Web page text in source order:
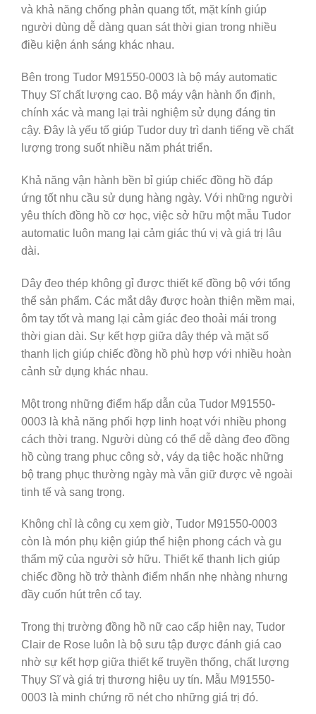
và khả năng chống phản quang tốt, mặt kính giúp
người dùng dễ dàng quan sát thời gian trong nhiều
điều kiện ánh sáng khác nhau.
Bên trong Tudor M91550-0003 là bộ máy automatic
Thụy Sĩ chất lượng cao. Bộ máy vận hành ổn định,
chính xác và mang lại trải nghiệm sử dụng đáng tin
cậy. Đây là yếu tố giúp Tudor duy trì danh tiếng về chất
lượng trong suốt nhiều năm phát triển.
Khả năng vận hành bền bỉ giúp chiếc đồng hồ đáp
ứng tốt nhu cầu sử dụng hàng ngày. Với những người
yêu thích đồng hồ cơ học, việc sở hữu một mẫu Tudor
automatic luôn mang lại cảm giác thú vị và giá trị lâu
dài.
Dây đeo thép không gỉ được thiết kế đồng bộ với tổng
thể sản phẩm. Các mắt dây được hoàn thiện mềm mại,
ôm tay tốt và mang lại cảm giác đeo thoải mái trong
thời gian dài. Sự kết hợp giữa dây thép và mặt số
thanh lịch giúp chiếc đồng hồ phù hợp với nhiều hoàn
cảnh sử dụng khác nhau.
Một trong những điểm hấp dẫn của Tudor M91550-
0003 là khả năng phối hợp linh hoạt với nhiều phong
cách thời trang. Người dùng có thể dễ dàng đeo đồng
hồ cùng trang phục công sở, váy dạ tiệc hoặc những
bộ trang phục thường ngày mà vẫn giữ được vẻ ngoài
tinh tế và sang trọng.
Không chỉ là công cụ xem giờ, Tudor M91550-0003
còn là món phụ kiện giúp thể hiện phong cách và gu
thẩm mỹ của người sở hữu. Thiết kế thanh lịch giúp
chiếc đồng hồ trở thành điểm nhấn nhẹ nhàng nhưng
đầy cuốn hút trên cổ tay.
Trong thị trường đồng hồ nữ cao cấp hiện nay, Tudor
Clair de Rose luôn là bộ sưu tập được đánh giá cao
nhờ sự kết hợp giữa thiết kế truyền thống, chất lượng
Thụy Sĩ và giá trị thương hiệu uy tín. Mẫu M91550-
0003 là minh chứng rõ nét cho những giá trị đó.